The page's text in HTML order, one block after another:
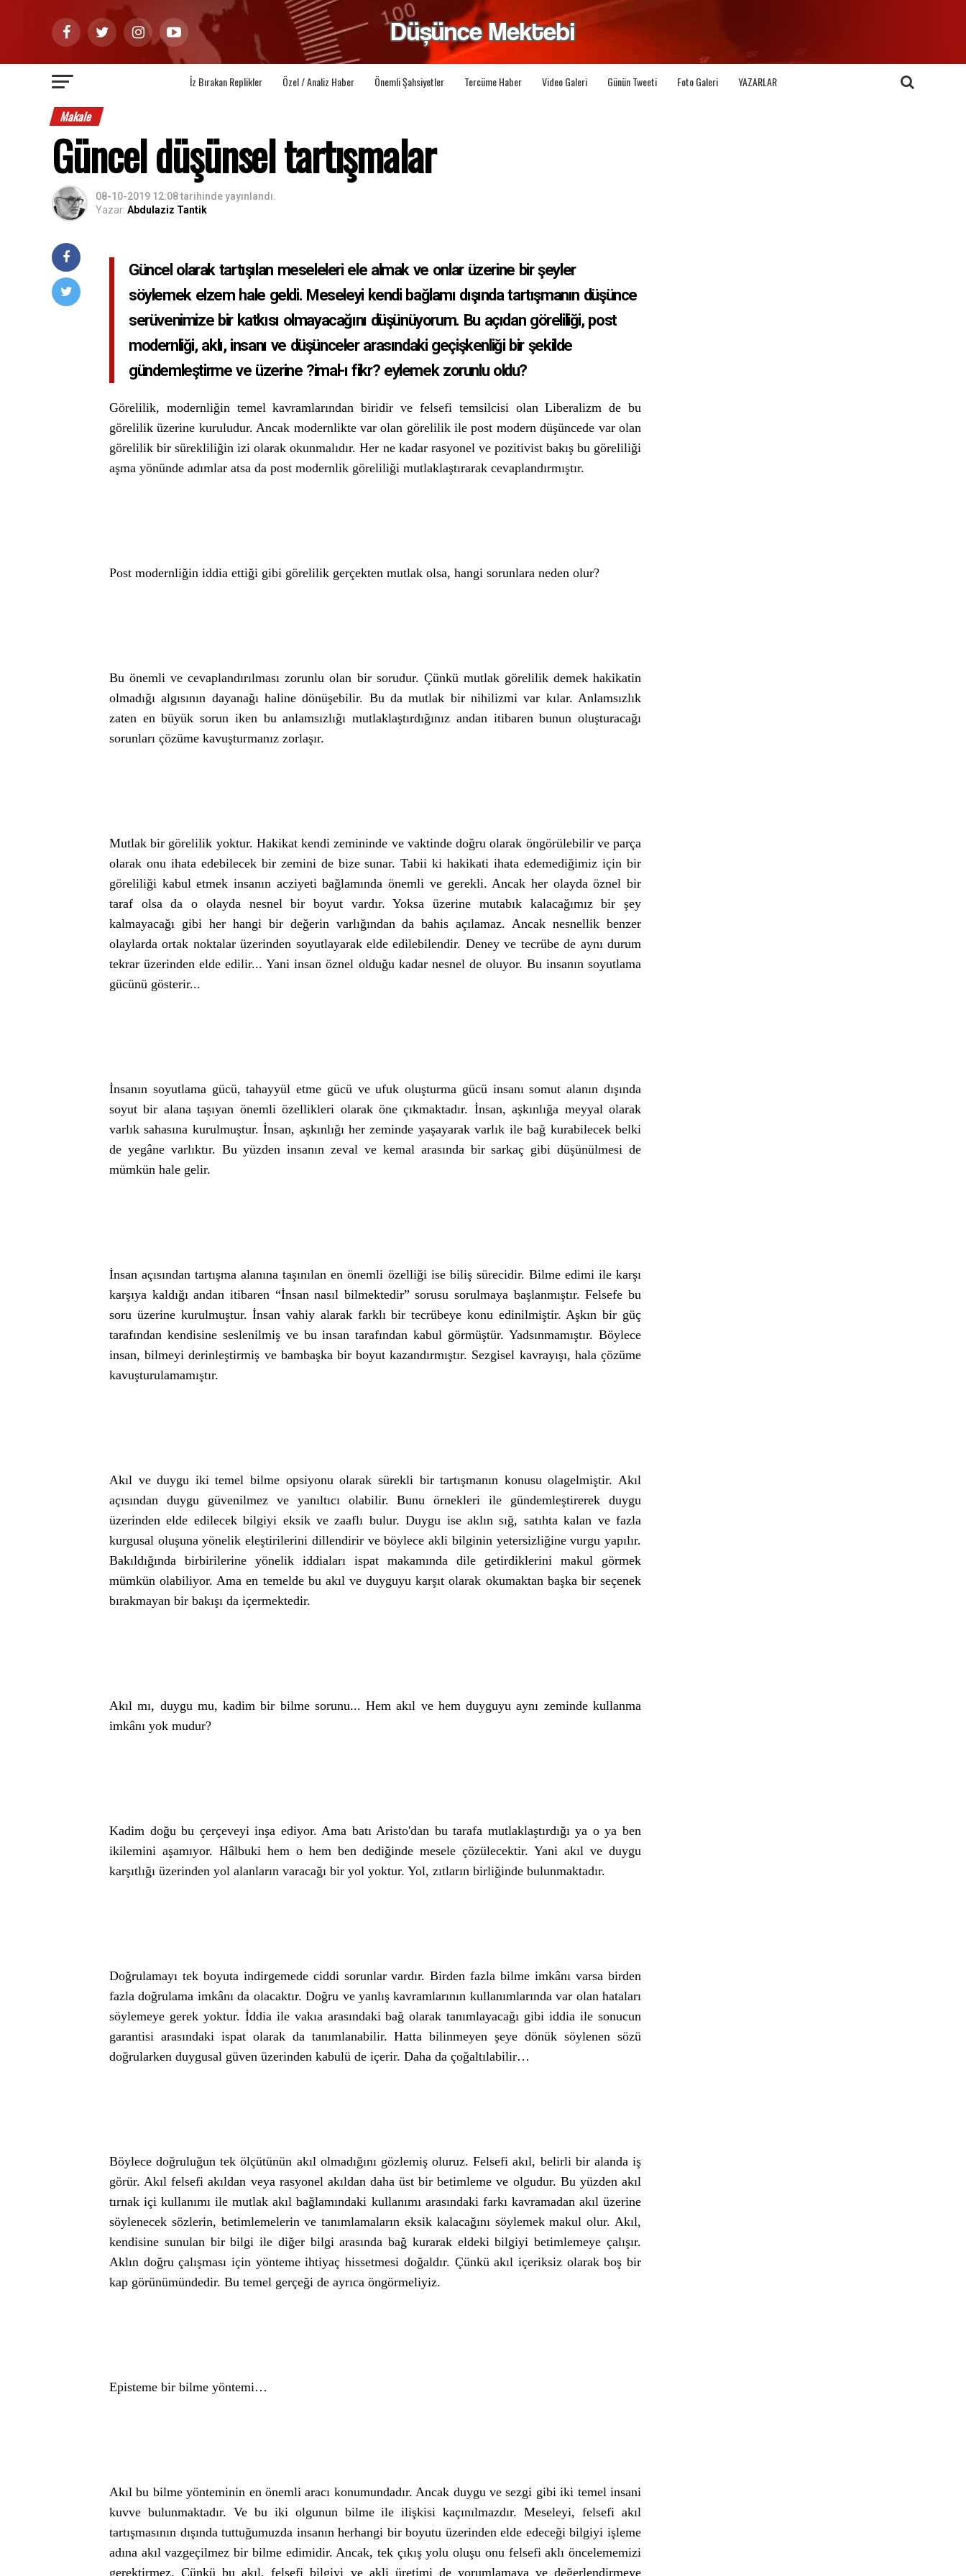
İz Bırakan Replikler Özel / Analiz Haber Önemli Şahsiyetler Tercüme Haber Video Galeri Günün Tweeti Foto Galeri YAZARLAR
Makale
Güncel düşünsel tartışmalar
08-10-2019 12:08tarihinde yayınlandı.
Yazar: Abdulaziz Tantik
Güncel olarak tartışılan meseleleri ele almak ve onlar üzerine bir şeyler
söylemek elzem hale geldi. Meseleyi kendi bağlamı dışında tartışmanın düşünce
serüvenimize bir katkısı olmayacağını düşünüyorum. Bu açıdan göreliliği, post
modernliği, aklı, insanı ve düşünceler arasındaki geçişkenliği bir şekilde
gündemleştirme ve üzerine ?imal-ı fikr? eylemek zorunlu oldu?
Görelilik, modernliğin temel kavramlarından biridir ve felsefi temsilcisi olan Liberalizm de bu
görelilik üzerine kuruludur. Ancak modernlikte var olan görelilik ile post modern düşüncede var olan
görelilik bir sürekliliğin izi olarak okunmalıdır. Her ne kadar rasyonel ve pozitivist bakış bu göreliliği
aşma yönünde adımlar atsa da post modernlik göreliliği mutlaklaştırarak cevaplandırmıştır.
Post modernliğin iddia ettiği gibi görelilik gerçekten mutlak olsa, hangi sorunlara neden olur?
Bu önemli ve cevaplandırılması zorunlu olan bir sorudur. Çünkü mutlak görelilik demek hakikatin
olmadığı algısının dayanağı haline dönüşebilir. Bu da mutlak bir nihilizmi var kılar. Anlamsızlık
zaten en büyük sorun iken bu anlamsızlığı mutlaklaştırdığınız andan itibaren bunun oluşturacağı
sorunları çözüme kavuşturmanız zorlaşır.
Mutlak bir görelilik yoktur. Hakikat kendi zemininde ve vaktinde doğru olarak öngörülebilir ve parça
olarak onu ihata edebilecek bir zemini de bize sunar. Tabii ki hakikati ihata edemediğimiz için bir
göreliliği kabul etmek insanın acziyeti bağlamında önemli ve gerekli. Ancak her olayda öznel bir
taraf olsa da o olayda nesnel bir boyut vardır. Yoksa üzerine mutabık kalacağımız bir şey
kalmayacağı gibi her hangi bir değerin varlığından da bahis açılamaz. Ancak nesnellik benzer
olaylarda ortak noktalar üzerinden soyutlayarak elde edilebilendir. Deney ve tecrübe de aynı durum
tekrar üzerinden elde edilir... Yani insan öznel olduğu kadar nesnel de oluyor. Bu insanın soyutlama
gücünü gösterir...
İnsanın soyutlama gücü, tahayyül etme gücü ve ufuk oluşturma gücü insanı somut alanın dışında
soyut bir alana taşıyan önemli özellikleri olarak öne çıkmaktadır. İnsan, aşkınlığa meyyal olarak
varlık sahasına kurulmuştur. İnsan, aşkınlığı her zeminde yaşayarak varlık ile bağ kurabilecek belki
de yegâne varlıktır. Bu yüzden insanın zeval ve kemal arasında bir sarkaç gibi düşünülmesi de
mümkün hale gelir.
İnsan açısından tartışma alanına taşınılan en önemli özelliği ise biliş sürecidir. Bilme edimi ile karşı
karşıya kaldığı andan itibaren “İnsan nasıl bilmektedir” sorusu sorulmaya başlanmıştır. Felsefe bu
soru üzerine kurulmuştur. İnsan vahiy alarak farklı bir tecrübeye konu edinilmiştir. Aşkın bir güç
tarafından kendisine seslenilmiş ve bu insan tarafından kabul görmüştür. Yadsınmamıştır. Böylece
insan, bilmeyi derinleştirmiş ve bambaşka bir boyut kazandırmıştır. Sezgisel kavrayışı, hala çözüme
kavuşturulamamıştır.
Akıl ve duygu iki temel bilme opsiyonu olarak sürekli bir tartışmanın konusu olagelmiştir. Akıl
açısından duygu güvenilmez ve yanıltıcı olabilir. Bunu örnekleri ile gündemleştirerek duygu
üzerinden elde edilecek bilgiyi eksik ve zaaflı bulur. Duygu ise aklın sığ, satıhta kalan ve fazla
kurgusal oluşuna yönelik eleştirilerini dillendirir ve böylece akli bilginin yetersizliğine vurgu yapılır.
Bakıldığında birbirilerine yönelik iddiaları ispat makamında dile getirdiklerini makul görmek
mümkün olabiliyor. Ama en temelde bu akıl ve duyguyu karşıt olarak okumaktan başka bir seçenek
bırakmayan bir bakışı da içermektedir.
Akıl mı, duygu mu, kadim bir bilme sorunu... Hem akıl ve hem duyguyu aynı zeminde kullanma
imkânı yok mudur?
Kadim doğu bu çerçeveyi inşa ediyor. Ama batı Aristo'dan bu tarafa mutlaklaştırdığı ya o ya ben
ikilemini aşamıyor. Hâlbuki hem o hem ben dediğinde mesele çözülecektir. Yani akıl ve duygu
karşıtlığı üzerinden yol alanların varacağı bir yol yoktur. Yol, zıtların birliğinde bulunmaktadır.
Doğrulamayı tek boyuta indirgemede ciddi sorunlar vardır. Birden fazla bilme imkânı varsa birden
fazla doğrulama imkânı da olacaktır. Doğru ve yanlış kavramlarının kullanımlarında var olan hataları
söylemeye gerek yoktur. İddia ile vakıa arasındaki bağ olarak tanımlayacağı gibi iddia ile sonucun
garantisi arasındaki ispat olarak da tanımlanabilir. Hatta bilinmeyen şeye dönük söylenen sözü
doğrularken duygusal güven üzerinden kabulü de içerir. Daha da çoğaltılabilir…
Böylece doğruluğun tek ölçütünün akıl olmadığını gözlemiş oluruz. Felsefi akıl, belirli bir alanda iş
görür. Akıl felsefi akıldan veya rasyonel akıldan daha üst bir betimleme ve olgudur. Bu yüzden akıl
tırnak içi kullanımı ile mutlak akıl bağlamındaki kullanımı arasındaki farkı kavramadan akıl üzerine
söylenecek sözlerin, betimlemelerin ve tanımlamaların eksik kalacağını söylemek makul olur. Akıl,
kendisine sunulan bir bilgi ile diğer bilgi arasında bağ kurarak eldeki bilgiyi betimlemeye çalışır.
Aklın doğru çalışması için yönteme ihtiyaç hissetmesi doğaldır. Çünkü akıl içeriksiz olarak boş bir
kap görünümündedir. Bu temel gerçeği de ayrıca öngörmeliyiz.
Episteme bir bilme yöntemi…
Akıl bu bilme yönteminin en önemli aracı konumundadır. Ancak duygu ve sezgi gibi iki temel insani
kuvve bulunmaktadır. Ve bu iki olgunun bilme ile ilişkisi kaçınılmazdır. Meseleyi, felsefi akıl
tartışmasının dışında tuttuğumuzda insanın herhangi bir boyutu üzerinden elde edeceği bilgiyi işleme
adına akıl vazgeçilmez bir bilme edimidir. Ancak, tek çıkış yolu oluşu onu felsefi aklı öncelememizi
gerektirmez. Çünkü bu akıl, felsefi bilgiyi ve akli üretimi de yorumlamaya ve değerlendirmeye